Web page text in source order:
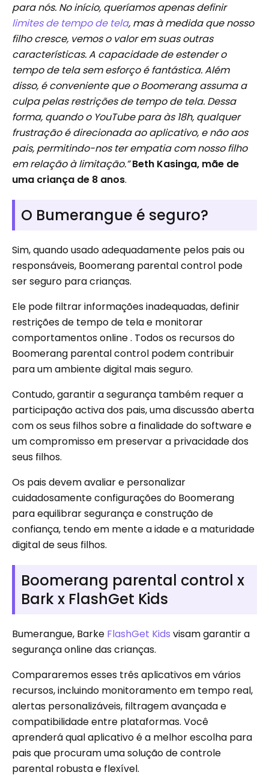
para nós. No início, queríamos apenas definir
limites de tempo de tela, mas à medida que nosso
filho cresce, vemos o valor em suas outras
características. A capacidade de estender o
tempo de tela sem esforço é fantástica. Além
disso, é conveniente que o Boomerang assuma a
culpa pelas restrições de tempo de tela. Dessa
forma, quando o YouTube para às 18h, qualquer
frustração é direcionada ao aplicativo, e não aos
pais, permitindo-nos ter empatia com nosso filho
em relação à limitação.”Beth Kasinga, mãe de
uma criança de 8 anos.
O Bumerangue é seguro?
Sim, quando usado adequadamente pelos pais ou
responsáveis, Boomerang parental control pode
ser seguro para crianças.
Ele pode filtrar informações inadequadas, definir
restrições de tempo de tela e monitorar
comportamentos online . Todos os recursos do
Boomerang parental control podem contribuir
para um ambiente digital mais seguro.
Contudo, garantir a segurança também requer a
participação activa dos pais, uma discussão aberta
com os seus filhos sobre a finalidade do software e
um compromisso em preservar a privacidade dos
seus filhos.
Os pais devem avaliar e personalizar
cuidadosamente configurações do Boomerang
para equilibrar segurança e construção de
confiança, tendo em mente a idade e a maturidade
digital de seus filhos.
Boomerang parental control x
Bark x FlashGet Kids
Bumerangue, Barke FlashGet Kids visam garantir a
segurança online das crianças.
Compararemos esses três aplicativos em vários
recursos, incluindo monitoramento em tempo real,
alertas personalizáveis, filtragem avançada e
compatibilidade entre plataformas. Você
aprenderá qual aplicativo é a melhor escolha para
pais que procuram uma solução de controle
parental robusta e flexível.